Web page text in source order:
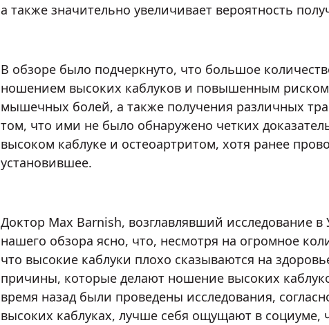
а также значительно увеличивает вероятность
В обзоре было подчеркнуто, что большое
ношением высоких каблуков и повышенным риском
мышечных болей, а также получения различных
том, что ими не было обнаружено четких
высоком каблуке и остеоартритом, хотя ранее
установившее.
Доктор Max Barnish, возглавлявший исследование
нашего обзора ясно, что, несмотря на огромное
что высокие каблуки плохо сказываются на
причины, которые делают ношение высоких
время назад были проведены исследования,
высоких каблуках, лучше себя ощущают в социуме,